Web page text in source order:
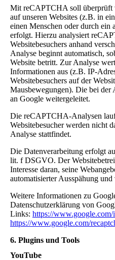
Mit reCAPTCHA soll überprüft
auf unseren Websites (z.B. in
einen Menschen oder durch ein
erfolgt. Hierzu analysiert
Websitebesuchers anhand
Analyse beginnt automatisch,
Website betritt. Zur Analyse
Informationen aus (z.B. IP-
Websitebesuchers auf der
Mausbewegungen). Die bei der
an Google weitergeleitet.
Die reCAPTCHA-Analysen
Websitebesucher werden nicht
Analyse stattfindet.
Die Datenverarbeitung erfolgt
lit. f DSGVO. Der
Interesse daran, seine
automatisierter Ausspähung
Weitere Informationen zu
Datenschutzerklärung von
Links: https://
https://www.google.com/
6. Plugins und Tools
YouTube